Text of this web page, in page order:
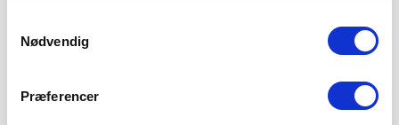
Nødvendig
Præferencer
TOPSCORER I ESTLAND
Bubacarr Tambedou, der er topscorer i den estiske liga.